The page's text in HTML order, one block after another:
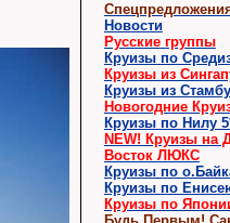
Новости
Русские группы
Круизы по
Круизы из
Круизы из
Новогодние
Круизы по Нилу
NEW! Круизы на
Восток ЛЮКС
Круизы по
Круизы по
Круизы по